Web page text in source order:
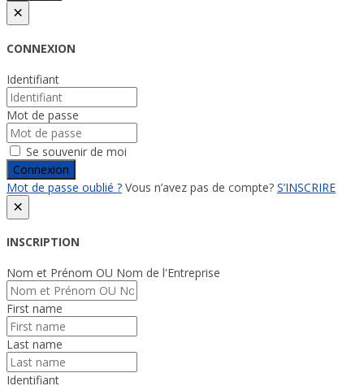
×
CONNEXION
Identifiant
Mot de passe
Se souvenir de moi
Connexion
Mot de passe oublié ? Vous n’avez pas de compte? S’INSCRIRE
×
INSCRIPTION
Nom et Prénom OU Nom de l'Entreprise
First name
Last name
Identifiant